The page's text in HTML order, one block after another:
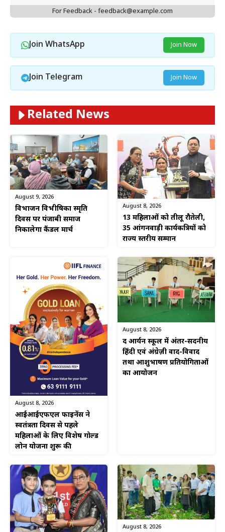
For Feedback - feedback@example.com
Join WhatsApp Join Now
Join Telegram Join Now
Related News
August 9, 2026
विभाजन विभीषिका स्मृति
दिवस पर पंजाबी समाज
निकालेगा कैंडल मार्च
August 8, 2026
13 महिलाओं को तीलू रौतेली,
35 आंगनवाड़ी कार्यकत्रियों को
राज्य स्तरीय सम्मान
August 8, 2026
आईआईएफएल फाइनेंस ने
स्वतंत्रता दिवस से पहले
महिलाओं के लिए विशेष गोल्ड
लोन योजना शुरू की
August 8, 2026
द आर्यन स्कूल में अंतर-सदनीय
हिंदी एवं अंग्रेज़ी वाद-विवाद
तथा आशुभाषण प्रतियोगिताओं
का आयोजन
August 8, 2026